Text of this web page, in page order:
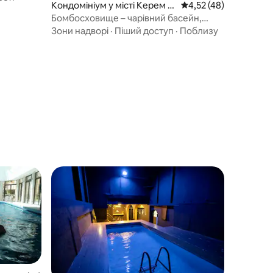
Кондомініум у місті Керем Х
атейманім
Середня оцінка: 4,52
4,52 (48)
Бомбосховище – чарівний басейн,
кроки до пляжу
Зони надворі · Піший доступ · Поблизу